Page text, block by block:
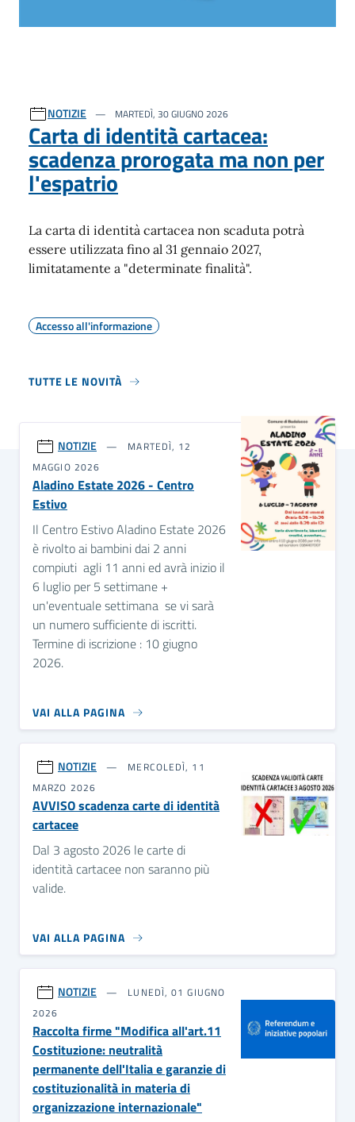
NOTIZIE MARTEDÌ, 30 GIUGNO 2026
Carta di identità cartacea:
scadenza prorogata ma non per
l'espatrio
La carta di identità cartacea non scaduta potrà
essere utilizzata fino al 31 gennaio 2027,
limitatamente a "determinate finalità".
Accesso all'informazione
TUTTE LE NOVITÀ
NOTIZIE
MARTEDÌ, 12
MAGGIO 2026
Aladino Estate 2026 - Centro
Estivo
Il Centro Estivo Aladino Estate 2026
è rivolto ai bambini dai 2 anni
compiuti agli 11 anni ed avrà inizio il
6 luglio per 5 settimane +
un'eventuale settimana se vi sarà
un numero sufficiente di iscritti.
Termine di iscrizione : 10 giugno
2026.
VAI ALLA PAGINA
NOTIZIE
MERCOLEDÌ, 11
MARZO 2026
AVVISO scadenza carte di identità
cartacee
Dal 3 agosto 2026 le carte di
identità cartacee non saranno più
valide.
VAI ALLA PAGINA
NOTIZIE
LUNEDÌ, 01 GIUGNO
2026
Raccolta firme "Modifica all'art.11
Costituzione: neutralità
permanente dell'Italia e garanzie di
costituzionalità in materia di
organizzazione internazionale"